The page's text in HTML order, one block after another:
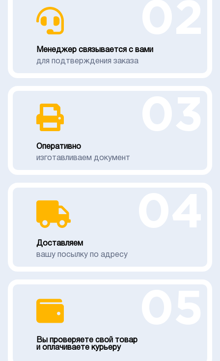
Менеджер связывается с вами
для подтверждения заказа
Оперативно
изготавливаем документ
Доставляем
вашу посылку по адресу
Вы проверяете свой товар
и оплачиваете курьеру